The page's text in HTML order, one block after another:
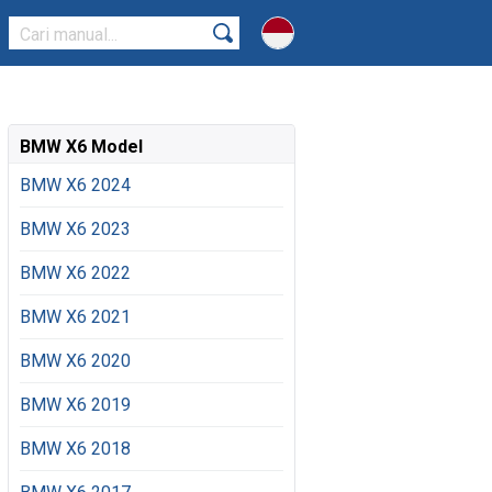
BMW X6 Model
BMW X6 2024
BMW X6 2023
BMW X6 2022
BMW X6 2021
BMW X6 2020
BMW X6 2019
BMW X6 2018